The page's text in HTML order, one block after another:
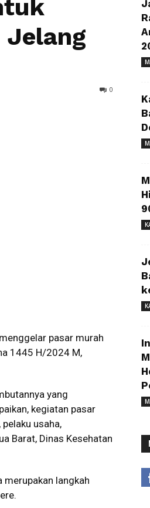
Jelang
0
pasar murah
1445 H/2024 M,
yang
kegiatan pasar
usaha,
Barat, Dinas Kesehatan
merupakan langkah